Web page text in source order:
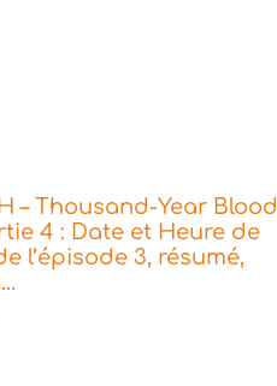
– Thousand-Year Blood
4 : Date et Heure de
l’épisode 3, résumé,